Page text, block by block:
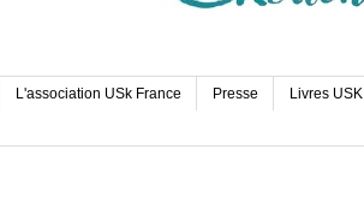
L'association USk France Presse Livres USK